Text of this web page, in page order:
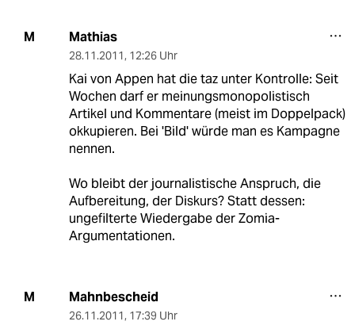
M Mathias
28.11.2011, 12:26 Uhr
Kai von Appen hat die taz unter Kontrolle: Seit
Wochen darf er meinungsmonopolistisch
Artikel und Kommentare (meist im Doppelpack)
okkupieren. Bei 'Bild' würde man es Kampagne
nennen.
Wo bleibt der journalistische Anspruch, die
Aufbereitung, der Diskurs? Statt dessen:
ungefilterte Wiedergabe der Zomia-
Argumentationen.
M Mahnbescheid
26.11.2011, 17:39 Uhr